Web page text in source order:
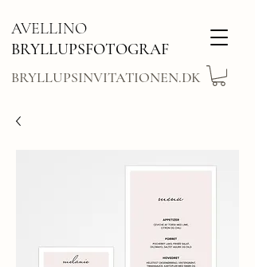
AVELLINO
BRYLLUPSFOTOGRAF
BRYLLUPSINVITATIONEN.DK